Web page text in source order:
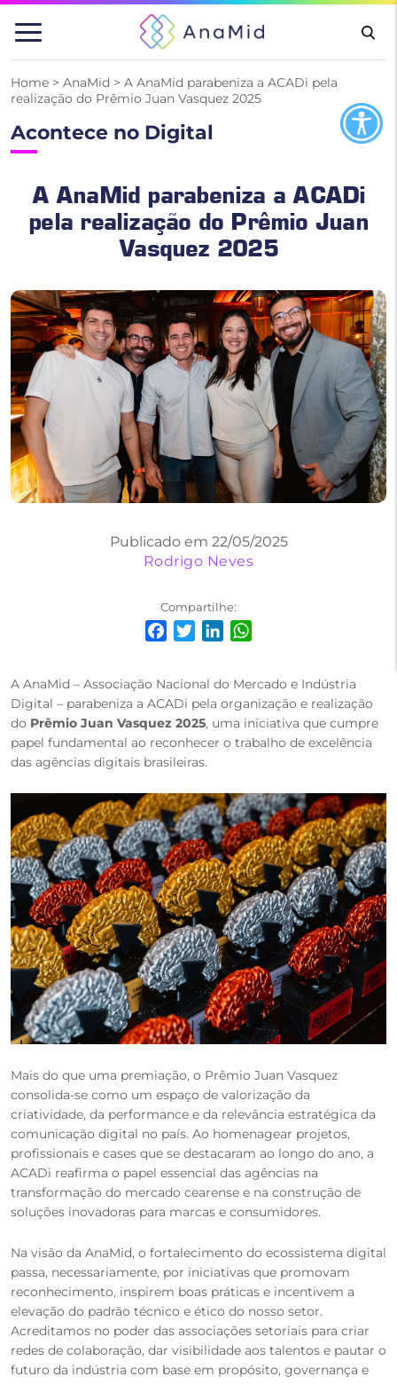
Pular
para
Home > AnaMid > A AnaMid parabeniza a ACADi pela
realização do Prêmio Juan Vasquez 2025
Acontece no Digital
A AnaMid parabeniza a ACADi
pela realização do Prêmio Juan
Vasquez 2025
Publicado em 22/05/2025
Rodrigo Neves
Compartilhe:
A AnaMid – Associação Nacional do Mercado e Indústria
Digital – parabeniza a ACADi pela organização e realização
do Prêmio Juan Vasquez 2025, uma iniciativa que cumpre
papel fundamental ao reconhecer o trabalho de excelência
das agências digitais brasileiras.
Mais do que uma premiação, o Prêmio Juan Vasquez
consolida-se como um espaço de valorização da
criatividade, da performance e da relevância estratégica da
comunicação digital no país. Ao homenagear projetos,
profissionais e cases que se destacaram ao longo do ano, a
ACADi reafirma o papel essencial das agências na
transformação do mercado cearense e na construção de
soluções inovadoras para marcas e consumidores.
Na visão da AnaMid, o fortalecimento do ecossistema digital
passa, necessariamente, por iniciativas que promovam
reconhecimento, inspirem boas práticas e incentivem a
elevação do padrão técnico e ético do nosso setor.
Acreditamos no poder das associações setoriais para criar
redes de colaboração, dar visibilidade aos talentos e pautar o
futuro da indústria com base em propósito, governança e